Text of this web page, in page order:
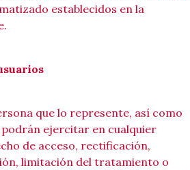
establecidos en la
que lo represente, así como
ejercitar en cualquier
de acceso, rectificación,
limitación del tratamiento o